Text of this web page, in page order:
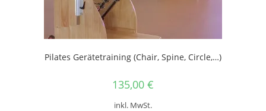
Pilates Gerätetraining (Chair, Spine, Circle,…)
135,00 €
inkl. MwSt.